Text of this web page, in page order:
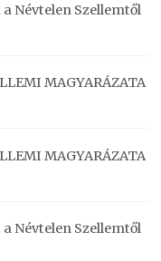
Névtelen Szellemtől
MAGYARÁZATA
MAGYARÁZATA
Névtelen Szellemtől